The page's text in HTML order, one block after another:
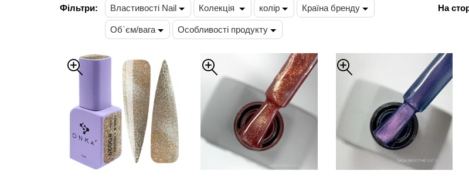
Фільтри: Властивості Nail Колекція колір Країна бренду
Об`єм/вага Особливості продукту
На